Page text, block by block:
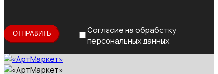
Согласие на обработку
персональных данных